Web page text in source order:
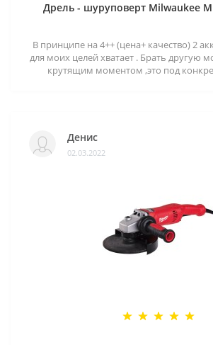
Дрель - шуруповерт Milwaukee
В принципе на 4++ (цена+ качество) 2
для моих целей хватает . Брать другую
крутящим моментом ,это под
Денис
02.03.2022